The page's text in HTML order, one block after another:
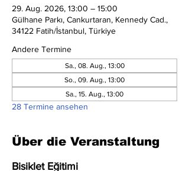
29. Aug. 2026, 13:00 – 15:00
Gülhane Parkı, Cankurtaran, Kennedy Cad.,
34122 Fatih/İstanbul, Türkiye
Andere Termine
Sa., 08. Aug., 13:00
So., 09. Aug., 13:00
Sa., 15. Aug., 13:00
28 Termine ansehen
Über die Veranstaltung
Bisiklet Eğitimi